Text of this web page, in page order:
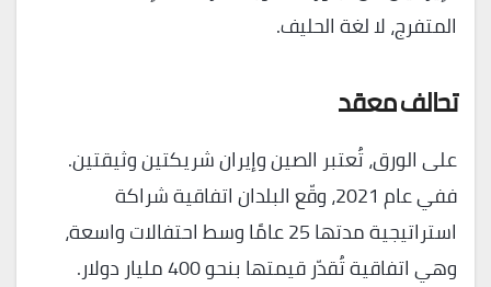
المتفرج، لا لغة الحليف.
تحالف معقد
على الورق، تُعتبر الصين وإيران شريكتين وثيقتين.
ففي عام 2021، وقّع البلدان اتفاقية شراكة
استراتيجية مدتها 25 عامًا وسط احتفالات واسعة،
وهي اتفاقية تُقدّر قيمتها بنحو 400 مليار دولار.